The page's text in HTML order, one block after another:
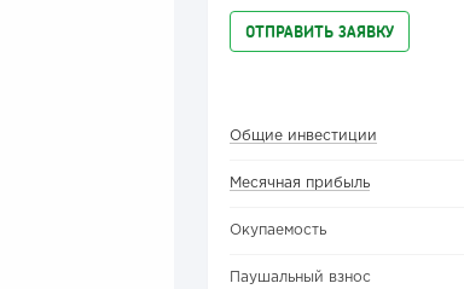
ОТПРАВИТЬ ЗАЯВКУ
Общие инвестиции
Месячная прибыль
Окупаемость
Паушальный взнос